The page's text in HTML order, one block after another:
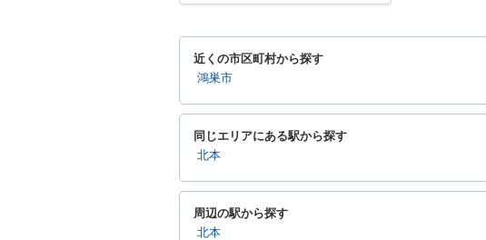
近くの市区町村から探す
鴻巣市
同じエリアにある駅から探す
北本
周辺の駅から探す
北本